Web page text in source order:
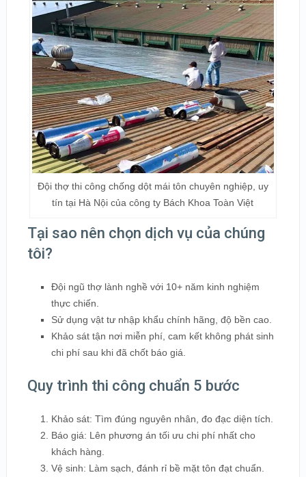
Đội thợ thi công chống dột mái tôn chuyên nghiệp, uy
tín tại Hà Nội của công ty Bách Khoa Toàn Việt
Tại sao nên chọn dịch vụ của chúng
tôi?
Đội ngũ thợ lành nghề với 10+ năm kinh nghiệm
thực chiến.
Sử dụng vật tư nhập khẩu chính hãng, độ bền cao.
Khảo sát tận nơi miễn phí, cam kết không phát sinh
chi phí sau khi đã chốt báo giá.
Quy trình thi công chuẩn 5 bước
Khảo sát: Tìm đúng nguyên nhân, đo đạc diện tích.
Báo giá: Lên phương án tối ưu chi phí nhất cho
khách hàng.
Vệ sinh: Làm sạch, đánh rỉ bề mặt tôn đạt chuẩn.